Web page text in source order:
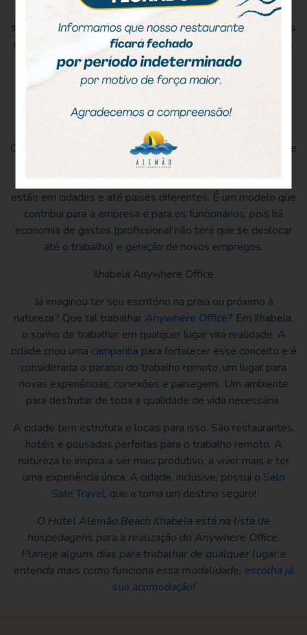
trabalho seja alcançado. Além disso, é importante que
sejam respeitados os horários, as reuniões, os canais oficiais
de comunicação para que haja ganhos para ambos os lados.
Qual o futuro do trabalho remoto?
. Ele poderá assumir um modelo híbrido, com
colaboradores revezando os dias entre casa e escritório.
Outros, terão a oportunidade de trabalhar em qualquer parte
Anywhere Office
muitos. Hoje vemos empresas onde seus colaboradores
estão em cidades e até países diferentes. É um modelo que
contribui para a empresa e para os funcionários, pois há
economia de gastos (profissional não terá que se deslocar
até o trabalho) e geração de novos empregos.
Ilhabela Anywhere Office
Já imaginou ter seu escritório na praia ou próximo à
natureza? Que tal trabalharAnywhere Office? Em Ilhabela,
o sonho de trabalhar em qualquer lugar vira realidade. A
cidade criou uma campanha para fortalecer esse conceito e é
considerada o paraíso do trabalho remoto, um lugar para
novas experiências, conexões e paisagens. Um ambiente
para desfrutar de toda a qualidade de vida necessária.
A cidade tem estrutura e locais para isso. São restaurantes,
hotéis e pousadas perfeitas para o trabalho remoto. A
natureza te inspira a ser mais produtivo, a viver mais e ter
uma experiência única. A cidade, inclusive, possui o Selo
Safe Travel, que a torna um destino seguro!
O Hotel Alemão Beach Ilhabela está na lista de
hospedagens para a realização do Anywhere Office.
Planeje alguns dias para trabalhar de qualquer lugar e
entenda mais como funciona essa modalidade, escolha já
sua acomodação!